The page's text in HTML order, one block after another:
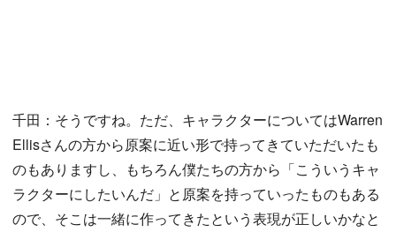
千田：そうですね。ただ、キャラクターについてはWarren
Ellisさんの方から原案に近い形で持ってきていただいたも
のもありますし、もちろん僕たちの方から「こういうキャ
ラクターにしたいんだ」と原案を持っていったものもある
ので、そこは一緒に作ってきたという表現が正しいかなと